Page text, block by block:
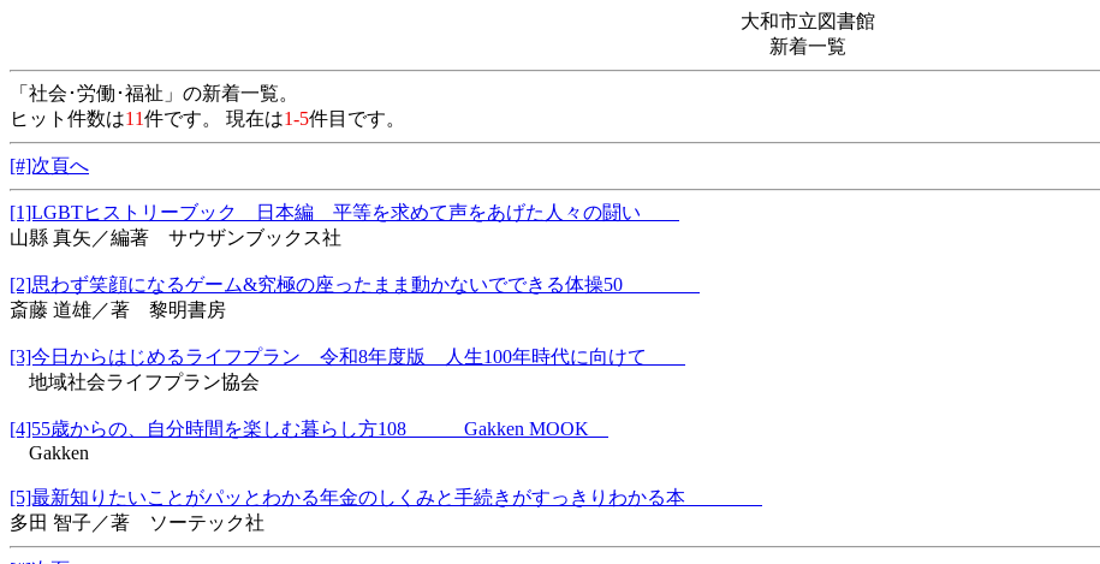
大和市立図書館
新着一覧
「社会･労働･福祉」の新着一覧。
ヒット件数は11件です。 現在は1-5件目です。
[#]次頁へ
[1]LGBTヒストリーブック 日本編 平等を求めて声をあげた人々の闘い
山縣 真矢／編著 サウザンブックス社
[2]思わず笑顔になるゲーム&究極の座ったまま動かないでできる体操50
斎藤 道雄／著 黎明書房
[3]今日からはじめるライフプラン 令和8年度版 人生100年時代に向けて
地域社会ライフプラン協会
[4]55歳からの、自分時間を楽しむ暮らし方108 Gakken MOOK
Gakken
[5]最新知りたいことがパッとわかる年金のしくみと手続きがすっきりわかる本
多田 智子／著 ソーテック社